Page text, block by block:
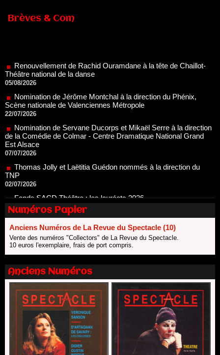
Brèves & Com
05/08/2026
Nomination de Jérôme Montchal à la direction du Phénix,
Scène nationale de Valenciennes Métropole
22/07/2026
Nomination de Servane Ducorps et Mikaël Serre à la direction
de la Comédie de Colmar - Centre Dramatique National Grand
Est Alsace
07/07/2026
Thomas Jolly et Laëtitia Guédon nommés à la direction du
TNP
02/07/2026
Fonds SACD Théâtre : les lauréats 2026
23/06/2026
Dispositif ARTCENA Écrire pour le cirque, les lauréats 2026 !
20/06/2026
Le palmarès des prix SACD 2026
18/06/2026
Les 10 lauréats du Fonds Grandes Formes Théâtre 2026
SACD
13/06/2026
Nomination de Nathalie Garraud et Olivier Saccomano à la
direction du Théâtre de Gennevilliers - CDN
13/06/2026
Dispositif SACD Auteurs d'espaces : les lauréats 2026
18/03/2026
Numéros Papier
Anciens Numéros de La Revue du Spectacle (10)
Vente des numéros "Collectors" de La Revue du Spectacle.
10 euros l'exemplaire, frais de port compris.
Anciens Numéros